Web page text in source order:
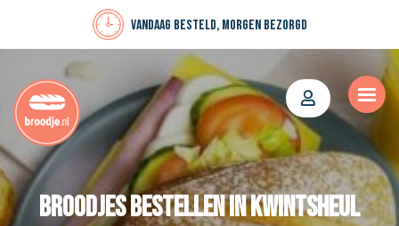
Vandaag besteld, morgen bezorgd
Broodjes bestellen in Kwintsheul